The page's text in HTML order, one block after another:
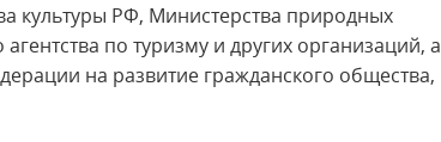
культуры РФ, Министерства природных
по туризму и других организаций, а
на развитие гражданского общества,